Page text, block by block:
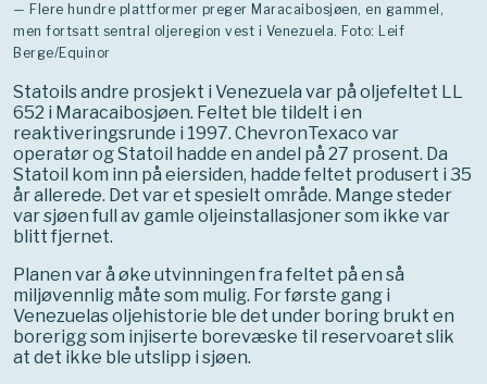
— Flere hundre plattformer preger Maracaibosjøen, en gammel,
men fortsatt sentral oljeregion vest i Venezuela. Foto: Leif
Berge/Equinor
Statoils andre prosjekt i Venezuela var på oljefeltet LL
652 i Maracaibosjøen. Feltet ble tildelt i en
reaktiveringsrunde i 1997. ChevronTexaco var
operatør og Statoil hadde en andel på 27 prosent. Da
Statoil kom inn på eiersiden, hadde feltet produsert i 35
år allerede. Det var et spesielt område. Mange steder
var sjøen full av gamle oljeinstallasjoner som ikke var
blitt fjernet.
Planen var å øke utvinningen fra feltet på en så
miljøvennlig måte som mulig. For første gang i
Venezuelas oljehistorie ble det under boring brukt en
borerigg som injiserte borevæske til reservoaret slik
at det ikke ble utslipp i sjøen.